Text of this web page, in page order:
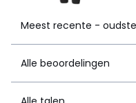
Meest recente - oudste
Alle beoordelingen